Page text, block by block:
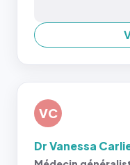
VC
Dr Vanessa